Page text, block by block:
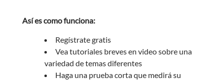
Así es como funciona:
Regístrate gratis
Vea tutoriales breves en video sobre una
variedad de temas diferentes
Haga una prueba corta que medirá su